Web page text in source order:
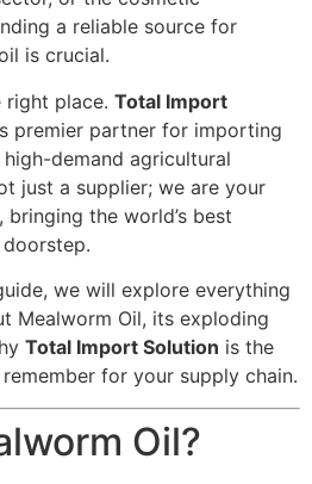
a reliable source for
is crucial.
right place. Total Import
premier partner for importing
demand agricultural
just a supplier; we are your
the world’s best
we will explore everything
Mealworm Oil, its exploding
Total Import Solution is the
for your supply chain.
Oil?